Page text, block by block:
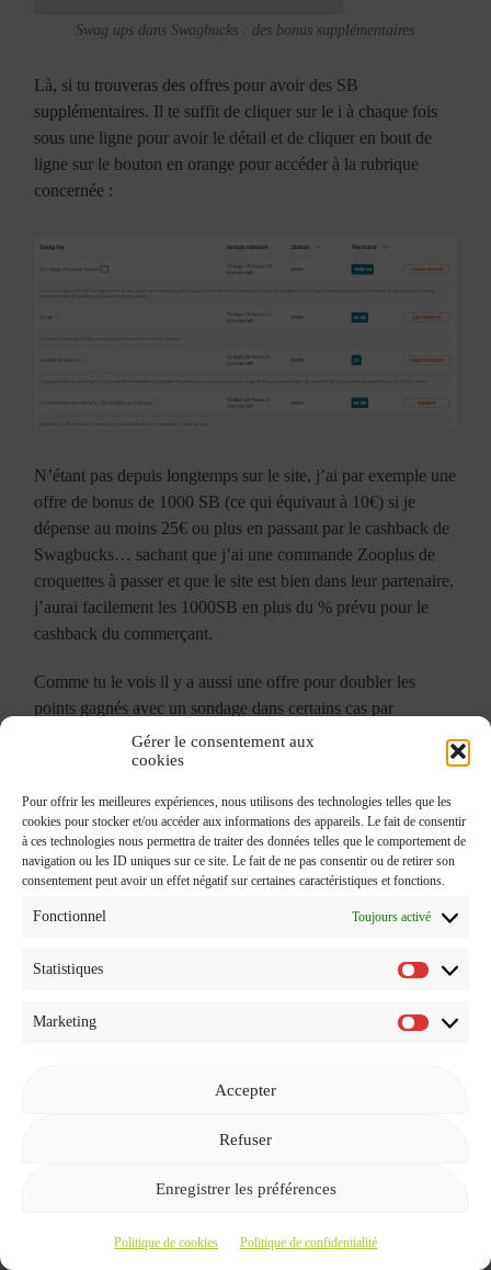
Gérer le consentement aux
cookies
Pour offrir les meilleures expériences, nous utilisons des technologies telles que les
cookies pour stocker et/ou accéder aux informations des appareils. Le fait de consentir
à ces technologies nous permettra de traiter des données telles que le comportement de
navigation ou les ID uniques sur ce site. Le fait de ne pas consentir ou de retirer son
consentement peut avoir un effet négatif sur certaines caractéristiques et fonctions.
Fonctionnel Toujours activé
Statistiques
Marketing
Accepter
Refuser
Enregistrer les préférences
Politique de cookies Politique de confidentialité
Swag ups dans Swagbucks : des bonus supplémentaires
Là, si tu trouveras des offres pour avoir des SB
supplémentaires. Il te suffit de cliquer sur le i à chaque fois
sous une ligne pour avoir le détail et de cliquer en bout de
ligne sur le bouton en orange pour accéder à la rubrique
concernée :
N’étant pas depuis longtemps sur le site, j’ai par exemple une
offre de bonus de 1000 SB (ce qui équivaut à 10€) si je
dépense au moins 25€ ou plus en passant par le cashback de
Swagbucks… sachant que j’ai une commande Zooplus de
croquettes à passer et que le site est bien dans leur partenaire,
j’aurai facilement les 1000SB en plus du % prévu pour le
cashback du commerçant.
Comme tu le vois il y a aussi une offre pour doubler les
points gagnés avec un sondage dans certains cas par
exemple, c’est sympa.
bienvenue qui fait que dans ce cas précis c’est plus
intéressant pour moi de passer par Swagbucks, je te conseille
de comparer toujours avec tes sites de cashback habituels
avant de te faire tes achats pour passer par le site le plus
intéressant pour toi.
Gagner des SB avec les évènements